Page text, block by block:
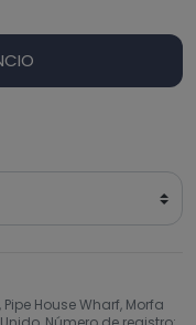
Pipe House Wharf, Morfa